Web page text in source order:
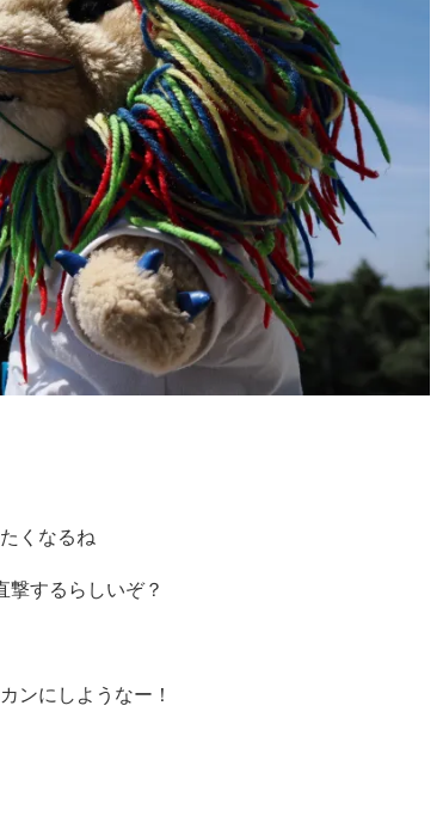
くなるね
撃するらしいぞ？
ンにしようなー！